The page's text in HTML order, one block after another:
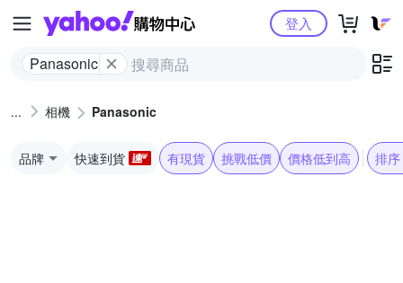
Yahoo購物中心
Panasonic
登入
相機 Panasonic
品牌 快速到貨 有現貨 挑戰低價 價格低到高 排序